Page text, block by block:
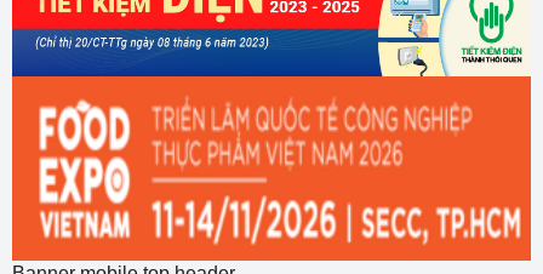
số 32/2024/NĐ-CP ngày 15/3/2024 của Chính phủ về
quản lý, phát triển cụm công nghiệp
Ngày ban hành: 01/08/2026